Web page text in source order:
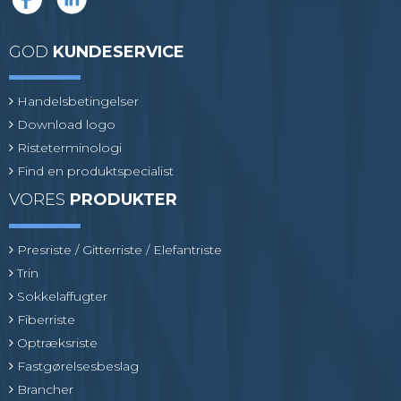
GOD KUNDESERVICE
Handelsbetingelser
Download logo
Risteterminologi
Find en produktspecialist
VORES PRODUKTER
Presriste / Gitterriste / Elefantriste
Trin
Sokkelaffugter
Fiberriste
Optræksriste
Fastgørelsesbeslag
Brancher